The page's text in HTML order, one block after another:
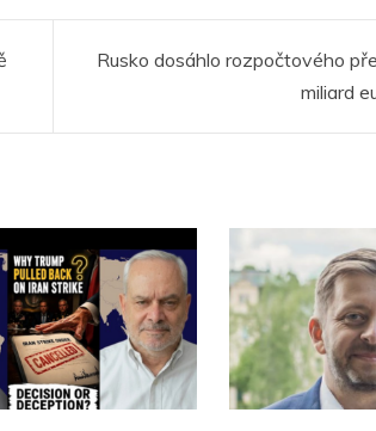
e
Rusko dosáhlo rozpočtového
miliard